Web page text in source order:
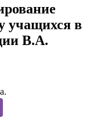
учащихся в
В.А.